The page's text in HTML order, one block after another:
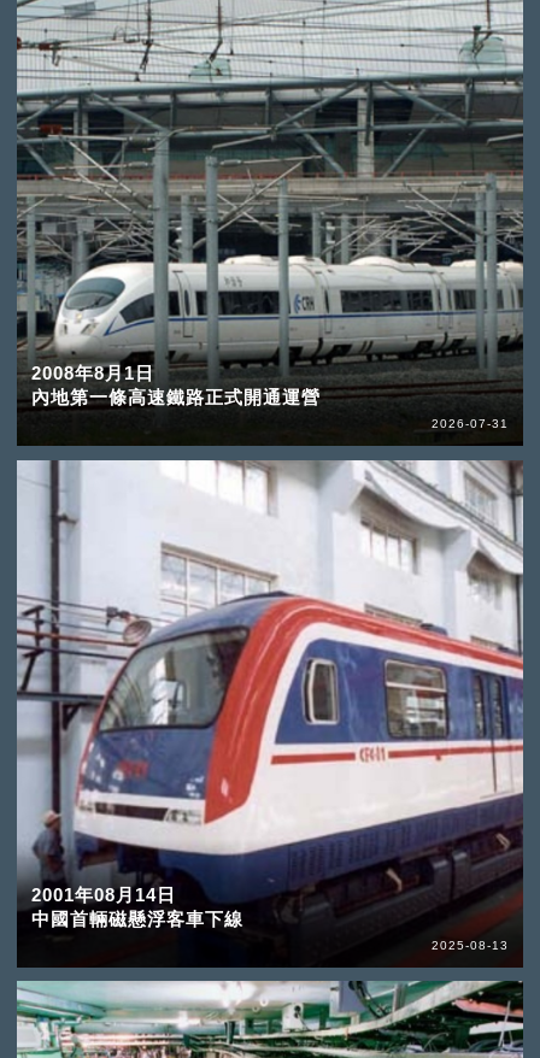
2008年8月1日
內地第一條高速鐵路正式開通運營
2026-07-31
2001年08月14日
中國首輛磁懸浮客車下線
2025-08-13